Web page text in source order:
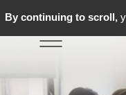
Toggle
navigation
By continuing to scroll,